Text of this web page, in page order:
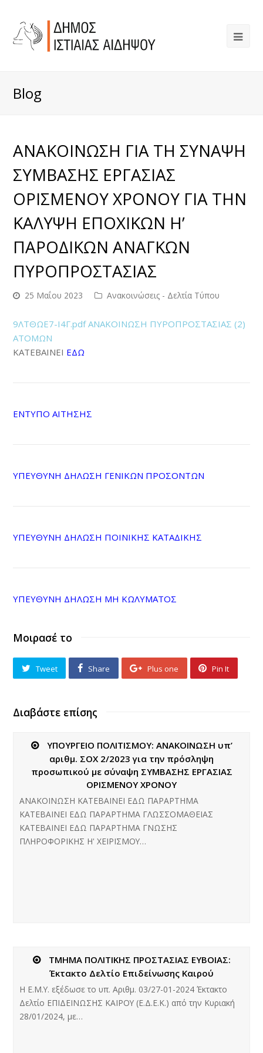
Blog
ΑΝΑΚΟΙΝΩΣΗ ΓΙΑ ΤΗ ΣΥΝΑΨΗ
ΣΥΜΒΑΣΗΣ ΕΡΓΑΣΙΑΣ
ΟΡΙΣΜΕΝΟΥ ΧΡΟΝΟΥ ΓΙΑ ΤΗΝ
ΚΑΛΥΨΗ ΕΠΟΧΙΚΩΝ Η’
ΠΑΡΟΔΙΚΩΝ ΑΝΑΓΚΩΝ
ΠΥΡΟΠΡΟΣΤΑΣΙΑΣ
25 Μαΐου 2023 Ανακοινώσεις - Δελτία Τύπου
9ΛΤΘΩΕ7-Ι4Γ.pdf ΑΝΑΚΟΙΝΩΣΗ ΠΥΡΟΠΡΟΣΤΑΣΙΑΣ (2)
ΑΤΟΜΩΝ
ΚΑΤΕΒΑΙΝΕΙ ΕΔΩ
ΕΝΤΥΠΟ ΑΙΤΗΣΗΣ
ΥΠΕΥΘΥΝΗ ΔΗΛΩΣΗ ΓΕΝΙΚΩΝ ΠΡΟΣΟΝΤΩΝ
ΥΠΕΥΘΥΝΗ ΔΗΛΩΣΗ ΠΟΙΝΙΚΗΣ ΚΑΤΑΔΙΚΗΣ
ΥΠΕΥΘΥΝΗ ΔΗΛΩΣΗ ΜΗ ΚΩΛΥΜΑΤΟΣ
Μοιρασέ το
Tweet Share Plus one Pin It
Διαβάστε επίσης
ΥΠΟΥΡΓΕΙΟ ΠΟΛΙΤΙΣΜΟΥ: ΑΝΑΚΟΙΝΩΣΗ υπ’
αριθμ. ΣΟΧ 2/2023 για την πρόσληψη
προσωπικού με σύναψη ΣΥΜΒΑΣΗΣ ΕΡΓΑΣΙΑΣ
ΟΡΙΣΜΕΝΟΥ ΧΡΟΝΟΥ
ΑΝΑΚΟΙΝΩΣΗ ΚΑΤΕΒΑΙΝΕΙ ΕΔΩ ΠΑΡΑΡΤΗΜΑ
ΚΑΤΕΒΑΙΝΕΙ ΕΔΩ ΠΑΡΑΡΤΗΜΑ ΓΛΩΣΣΟΜΑΘΕΙΑΣ
ΚΑΤΕΒΑΙΝΕΙ ΕΔΩ ΠΑΡΑΡΤΗΜΑ ΓΝΩΣΗΣ
ΠΛΗΡΟΦΟΡΙΚΗΣ Η' ΧΕΙΡΙΣΜΟΥ…
ΤΜΗΜΑ ΠΟΛΙΤΙΚΗΣ ΠΡΟΣΤΑΣΙΑΣ ΕΥΒΟΙΑΣ:
Έκτακτο Δελτίο Επιδείνωσης Καιρού
Η Ε.Μ.Υ. εξέδωσε το υπ. Αριθμ. 03/27-01-2024 Έκτακτο
Δελτίο ΕΠΙΔΕΙΝΩΣΗΣ ΚΑΙΡΟΥ (Ε.Δ.Ε.Κ.) από την Κυριακή
28/01/2024, με…